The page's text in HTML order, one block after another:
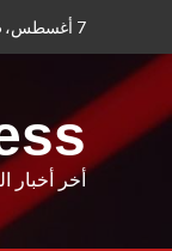
content
7 أغسطس، 2026
أخر أخبار